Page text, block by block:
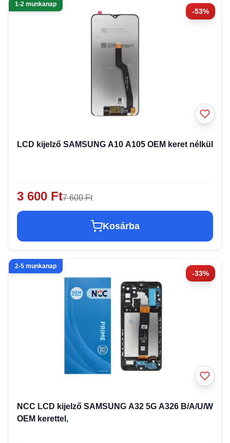
-53%
1-2 munkanap
LCD kijelző SAMSUNG A10 A105 OEM keret nélkül
3 600 Ft7 600 Ft
Kosárba
-33%
2-5 munkanap
NCC LCD kijelző SAMSUNG A32 5G A326 B/A/U/W
OEM kerettel,